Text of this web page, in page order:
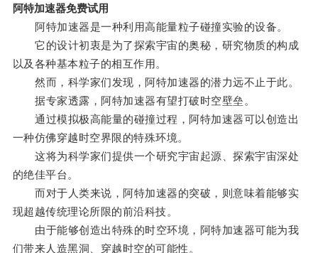
阿特加速器免费试用
阿特加速器是一种利用高能量粒子碰撞实验的设备。
它的设计初衷是为了探索宇宙的奥秘，研究物质的构成
以及各种基本粒子的相互作用。
然而，科学家们发现，阿特加速器的潜力远不止于此。
据专家透露，阿特加速器有望打破时空壁垒。
通过模拟极高能量的碰撞过程，阿特加速器可以创造出
一种仿佛穿越时空界限的特殊环境。
这将为科学家们提供一个研究宇宙起源、探索宇宙深处
的绝佳平台。
而对于人类来说，阿特加速器的突破，则意味着能够实
现超越传统理论所限的前沿科技。
由于能够创造出特殊的时空环境，阿特加速器可能为我
们带来人造黑洞、穿越时空的可能性。